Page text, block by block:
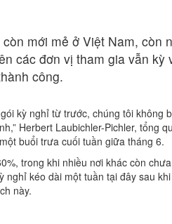
mới mẻ ở Việt Nam, còn
các đơn vị tham gia vẫn kỳ
công.
kỳ nghỉ từ trước, chúng tôi không
Herbert Laubichler-Pichler, tổng
buổi trưa cuối tuần giữa tháng 6.
trong khi nhiều nơi khác còn
kéo dài một tuần tại đây sau
này.